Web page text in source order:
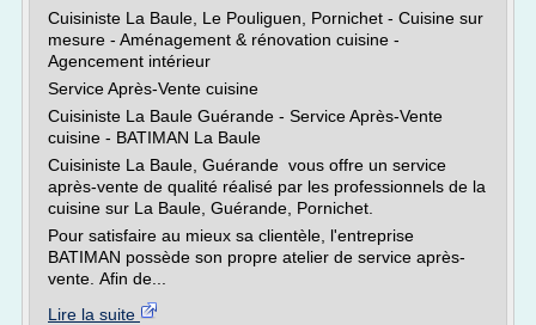
Cuisiniste La Baule, Le Pouliguen, Pornichet - Cuisine sur
mesure - Aménagement & rénovation cuisine -
Agencement intérieur
Service Après-Vente cuisine
Cuisiniste La Baule Guérande - Service Après-Vente
cuisine - BATIMAN La Baule
Cuisiniste La Baule, Guérande vous offre un service
après-vente de qualité réalisé par les professionnels de la
cuisine sur La Baule, Guérande, Pornichet.
Pour satisfaire au mieux sa clientèle, l'entreprise
BATIMAN possède son propre atelier de service après-
vente. Afin de...
Lire la suite